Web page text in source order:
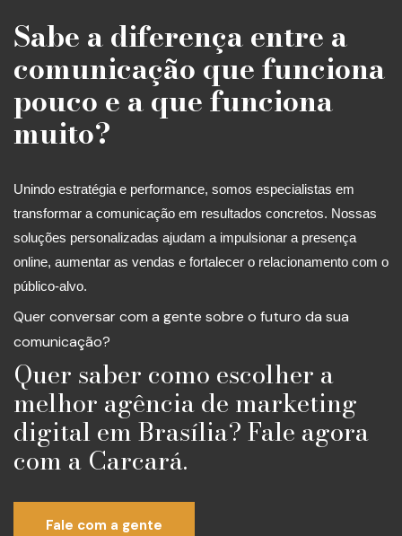
Sabe a diferença entre a
comunicação que funciona
pouco e a que funciona
muito?
Unindo estratégia e performance, somos especialistas em
transformar a comunicação em resultados concretos. Nossas
soluções personalizadas ajudam a impulsionar a presença
online, aumentar as vendas e fortalecer o relacionamento com o
público-alvo.
Quer conversar com a gente sobre o futuro da sua
comunicação?
Quer saber como escolher a
melhor agência de marketing
digital em Brasília? Fale agora
com a Carcará.
Fale com a gente